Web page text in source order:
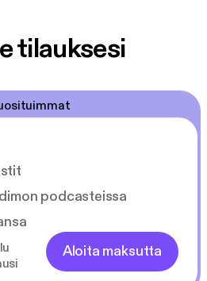
tilauksesi
podcasteissa
Aloita maksutta